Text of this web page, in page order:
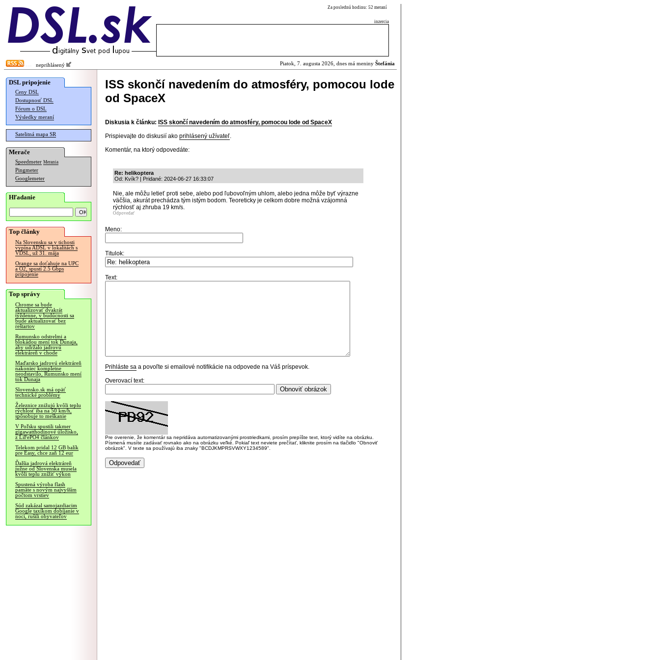
Za poslednú hodinu: 52 meraní
inzercia
neprihlásený Piatok, 7. augusta 2026, dnes má meniny Štefánia
DSL pripojenie
Ceny DSL
Dostupnosť DSL
Fórum o DSL
Výsledky meraní
Satelitná mapa SR
Merače
Speedmeter Merania
Pingmeter
Googlemeter
Hľadanie
Top články
Na Slovensku sa v tichosti
vypína ADSL v lokalitách s
VDSL, už 31. mája
Orange sa doťahuje na UPC
a O2, spustí 2.5 Gbps
pripojenie
Top správy
Chrome sa bude
aktualizovať dvakrát
týždenne, v budúcnosti sa
bude aktualizovať bez
reštartov
Rumunsko odstrelmi a
blokádou mení tok Dunaja,
aby udržalo jadrovú
elektráreň v chode
Maďarsko jadrovú elektráreň
nakoniec kompletne
neodstavilo, Rumunsko mení
tok Dunaja
Slovensko.sk má opäť
technické problémy
Železnice znižujú kvôli teplu
rýchlosť iba na 50 km/h,
spôsobuje to meškanie
V Poľsku spustili takmer
gigawatthodinové úložisko,
z LiFePO4 článkov
Telekom pridal 12 GB balík
pre Easy, chce zaň 12 eur
Ďalšia jadrová elektráreň
južne od Slovenska musela
kvôli teplu znížiť výkon
Spustená výroba flash
pamäte s novým najvyšším
počtom vrstiev
Súd zakázal samojazdiacim
Google taxíkom dobíjanie v
noci, rušili obyvateľov
ISS skončí navedením do atmosféry, pomocou lode
od SpaceX
Diskusia k článku: ISS skončí navedením do atmosféry, pomocou lode od SpaceX
Prispievajte do diskusií ako prihlásený užívateľ.
Komentár, na ktorý odpovedáte:
Re: helikoptera
Od: Kvík? | Pridané: 2024-06-27 16:33:07
Nie, ale môžu letieť proti sebe, alebo pod ľubovoľným uhlom, alebo jedna môže byť výrazne
väčšia, akurát prechádza tým istým bodom. Teoreticky je celkom dobre možná vzájomná
rýchlosť aj zhruba 19 km/s.
Odpovedať
Meno:
Titulok:
Text:
Prihláste sa a povoľte si emailové notifikácie na odpovede na Váš príspevok.
Overovací text:
Pre overenie, že komentár sa nepridáva automatizovanými prostriedkami, prosím prepíšte text, ktorý vidíte na obrázku.
Písmená musíte zadávať rovnako ako na obrázku veľké. Pokiaľ text neviete prečítať, kliknite prosím na tlačidlo "Obnoviť
obrázok". V texte sa používajú iba znaky "BCDJKMPRSVWXY1234589".